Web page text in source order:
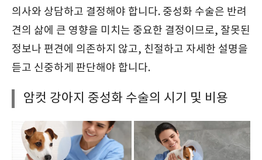
의사와 상담하고 결정해야 합니다. 중성화 수술은 반려
견의 삶에 큰 영향을 미치는 중요한 결정이므로, 잘못된
정보나 편견에 의존하지 않고, 친절하고 자세한 설명을
듣고 신중하게 판단해야 합니다.
암컷 강아지 중성화 수술의 시기 및 비용